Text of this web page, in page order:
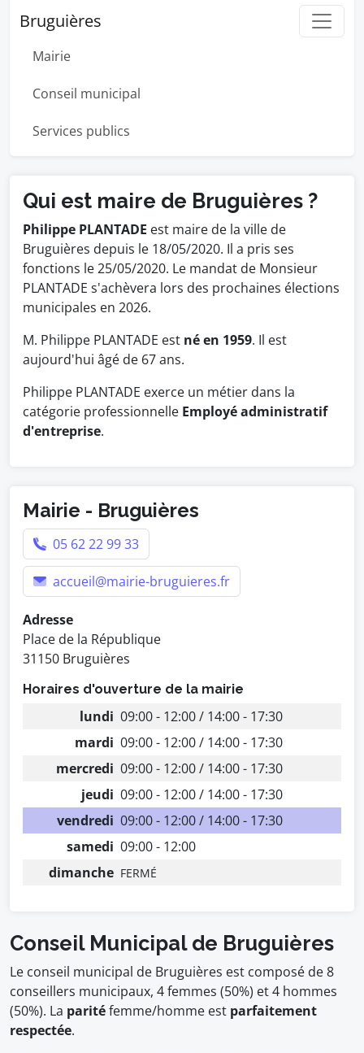
Bruguières
Mairie
Conseil municipal
Services publics
Qui est maire de Bruguières ?
Philippe PLANTADE est maire de la ville de
Bruguières depuis le 18/05/2020. Il a pris ses
fonctions le 25/05/2020. Le mandat de Monsieur
PLANTADE s'achèvera lors des prochaines élections
municipales en 2026.
M. Philippe PLANTADE est né en 1959. Il est
aujourd'hui âgé de 67 ans.
Philippe PLANTADE exerce un métier dans la
catégorie professionnelle Employé administratif
d'entreprise.
Mairie - Bruguières
05 62 22 99 33
accueil@mairie-bruguieres.fr
Adresse
Place de la République
31150 Bruguières
Horaires d'ouverture de la mairie
lundi 09:00 - 12:00 / 14:00 - 17:30
mardi 09:00 - 12:00 / 14:00 - 17:30
mercredi 09:00 - 12:00 / 14:00 - 17:30
jeudi 09:00 - 12:00 / 14:00 - 17:30
vendredi 09:00 - 12:00 / 14:00 - 17:30
samedi 09:00 - 12:00
dimanche FERMÉ
Conseil Municipal de Bruguières
Le conseil municipal de Bruguières est composé de 8
conseillers municipaux, 4 femmes (50%) et 4 hommes
(50%). La paritéfemme/homme est parfaitement
respectée.